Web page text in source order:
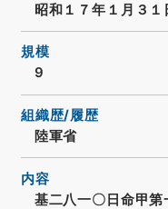
昭和１７年１月３
規模
9
組織歴/履歴
陸軍省
内容
基二八一〇日命甲